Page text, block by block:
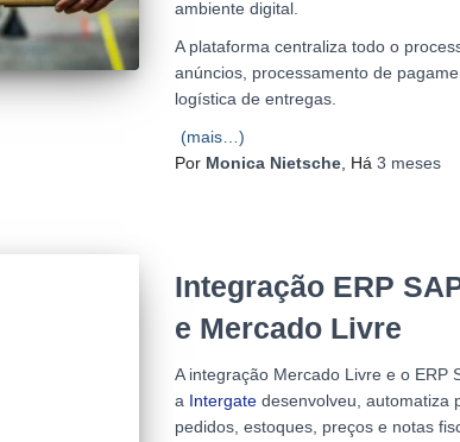
ambiente digital.
A plataforma centraliza todo o
anúncios, processamento de
logística de entregas.
(mais…)
Por Monica Nietsche , Há 3 meses
Integração ERP
e Mercado Livre
A integração Mercado Livre e o ERP
a Intergate desenvolveu, automatiza
pedidos, estoques, preços e notas